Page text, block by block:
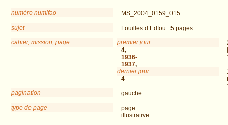
numéro numifao
MS_2004_0159_015
sujet
Fouilles d’Edfou : 5 pages
cahier, mission, page
DEM
4,
1936-
1937,
p.
4
pagination
gauche
type de page
page
illustrative
premier jour
dernier jour